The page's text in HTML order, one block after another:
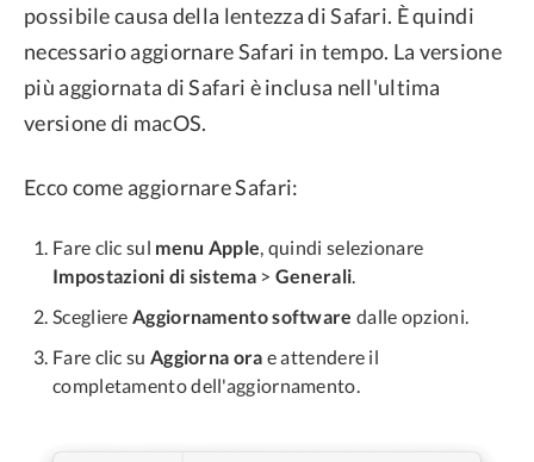
possibile causa della lentezza di Safari. È quindi
necessario aggiornare Safari in tempo. La versione
più aggiornata di Safari è inclusa nell'ultima
versione di macOS.
Ecco come aggiornare Safari:
Fare clic sul menu Apple, quindi selezionare
Impostazioni di sistema> Generali.
Scegliere Aggiornamento software dalle opzioni.
Fare clic su Aggiorna ora e attendere il
completamento dell'aggiornamento.